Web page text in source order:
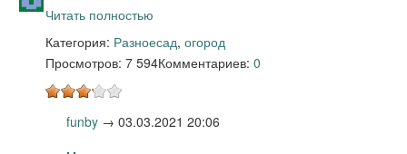
Читать полностью
Категория: Разноесад, огород
Просмотров: 7 594Комментариев: 0
funby → 03.03.2021 20:06